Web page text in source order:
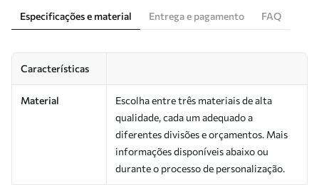
Especificações e material Entrega e pagamento FAQ
Características
Material
Escolha entre três materiais de alta
qualidade, cada um adequado a
diferentes divisões e orçamentos. Mais
informações disponíveis abaixo ou
durante o processo de personalização.